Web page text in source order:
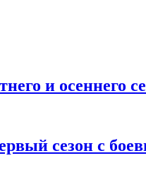
и осеннего
сезон с